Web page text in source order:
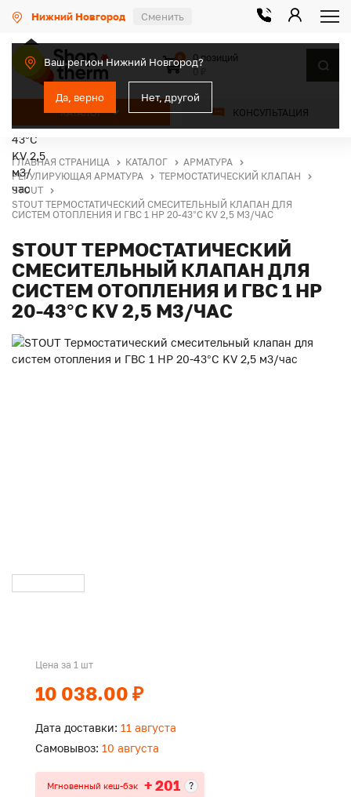
Нижний Новгород Сменить
Ваш регион Нижний Новгород?
Да, верно Нет, другой
КАТАЛОГ КОНСУЛЬТАЦИЯ
0
0 позиций
ГЛАВНАЯ СТРАНИЦА КАТАЛОГ
АРМАТУРА
РЕГУЛИРУЮЩАЯ АРМАТУРА
ТЕРМОСТАТИЧЕСКИЙ КЛАПАН
STOUT
STOUT ТЕРМОСТАТИЧЕСКИЙ СМЕСИТЕЛЬНЫЙ КЛАПАН ДЛЯ
СИСТЕМ ОТОПЛЕНИЯ И ГВС 1 НР 20-43°C KV 2,5 М3/ЧАС
STOUT ТЕРМОСТАТИЧЕСКИЙ
СМЕСИТЕЛЬНЫЙ КЛАПАН ДЛЯ
СИСТЕМ ОТОПЛЕНИЯ И ГВС 1 НР
20-43°C KV 2,5 М3/ЧАС
Цена за 1 шт
10 038.00 ₽
Дата доставки: 11 августа
Самовывоз: 10 августа
Мгновенный кеш-бэк + 201 ?